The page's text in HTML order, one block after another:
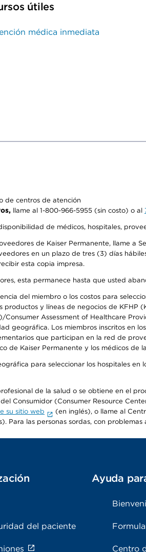
útiles
médica inmediata
de centros de atención
llame al 1-800-966-5955 (sin costo) o al
de médicos, hospitales,
de Kaiser Permanente, llame a
en un plazo de tres (3) días
esta copia impresa.
esta permanece hasta que usted
del miembro o los costos para
y líneas de negocios de
Assessment of Healthcare
geográfica. Los miembros inscritos en
que participan en la red de
de Kaiser Permanente y los médicos
para seleccionar los hospitales
de la salud o se obtiene en el
Consumidor (Consumer Resource
su sitio web
(en inglés), o llame al
Para las personas sordas, con
del paciente
Ayuda
Centro